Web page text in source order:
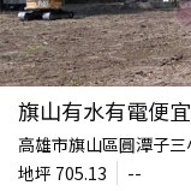
旗山有水有電便
高雄市旗山區圓潭子三
地坪 705.13
--